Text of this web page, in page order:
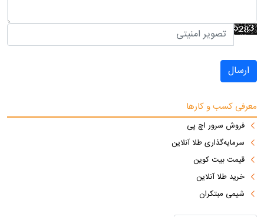
ارسال
معرفی کسب و کارها
فروش سرور اچ پی
سرمایه‌گذاری طلا آنلاین
قیمت بیت کوین
خرید طلا آنلاین
شیمی مبتکران